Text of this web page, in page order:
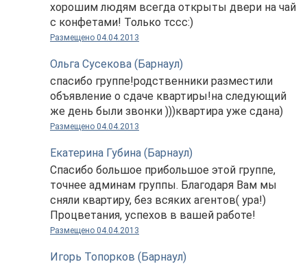
хорошим людям всегда открыты двери на чай
с конфетами! Только тссс:)
Размещено 04.04.2013
Ольга Сусекова (Барнаул)
спасибо группе!родственники разместили
объявление о сдаче квартиры!на следующий
же день были звонки )))квартира уже сдана)
Размещено 04.04.2013
Екатерина Губина (Барнаул)
Спасибо большое прибольшое этой группе,
точнее админам группы. Благодаря Вам мы
сняли квартиру, без всяких агентов( ура!)
Процветания, успехов в вашей работе!
Размещено 04.04.2013
Игорь Топорков (Барнаул)